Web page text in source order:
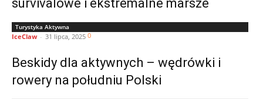
survivalowe i ekstremalne marsze
Turystyka Aktywna
IceClaw - 31 lipca, 2025 0
Beskidy dla aktywnych – wędrówki i
rowery na południu Polski